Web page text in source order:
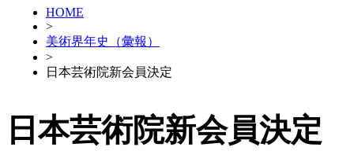
HOME
>
美術界年史（彙報）
>
日本芸術院新会員決定
日本芸術院新会員決定